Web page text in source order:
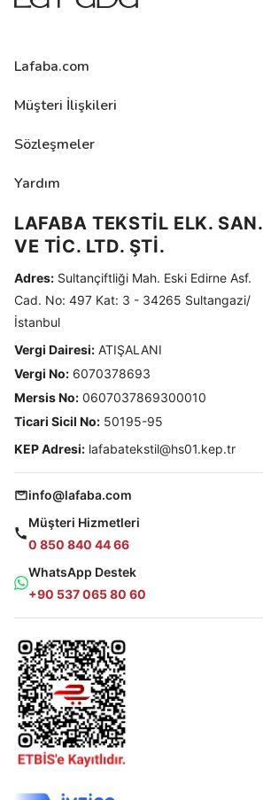
Lafaba.com
Müşteri İlişkileri
Sözleşmeler
Yardım
LAFABA TEKSTİL ELK. SAN.
VE TİC. LTD. ŞTİ.
Adres: Sultançiftliği Mah. Eski Edirne Asf.
Cad. No: 497 Kat: 3 - 34265 Sultangazi/
İstanbul
Vergi Dairesi: ATIŞALANI
Vergi No: 6070378693
Mersis No: 0607037869300010
Ticari Sicil No: 50195-95
KEP Adresi: lafabatekstil@hs01.kep.tr
info@lafaba.com
Müşteri Hizmetleri
0 850 840 44 66
WhatsApp Destek
+90 537 065 80 60